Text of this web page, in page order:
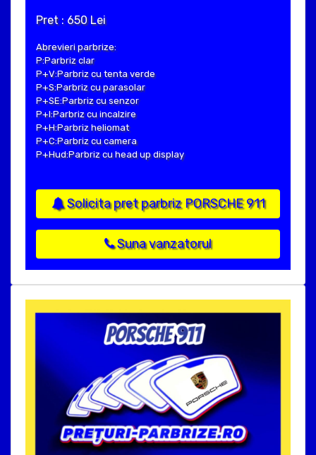
Pret : 650 Lei
Abrevieri parbrize:
P:Parbriz clar
P+V:Parbriz cu tenta verde
P+S:Parbriz cu parasolar
P+SE:Parbriz cu senzor
P+I:Parbriz cu incalzire
P+H:Parbriz heliomat
P+C:Parbriz cu camera
P+Hud:Parbriz cu head up display
Solicita pret parbriz PORSCHE 911
Suna vanzatorul